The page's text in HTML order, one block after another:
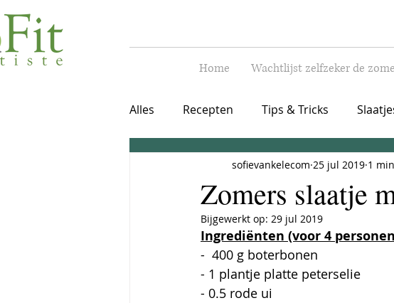
Home Wachtlijst zelfzeker de
Alles Recepten Tips & Tricks
Warme maaltijd vegetarisch
Zomers slaatje
sofievankelecom 25 jul 2019 1
Bijgewerkt op: 29 jul 2019
Ingrediënten (voor 4
-  400 g boterbonen
- 1 plantje platte peterselie
- 0.5 rode ui